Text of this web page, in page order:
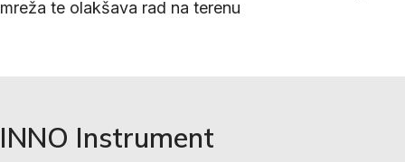
mreža te olakšava rad na terenu
INNO Instrument